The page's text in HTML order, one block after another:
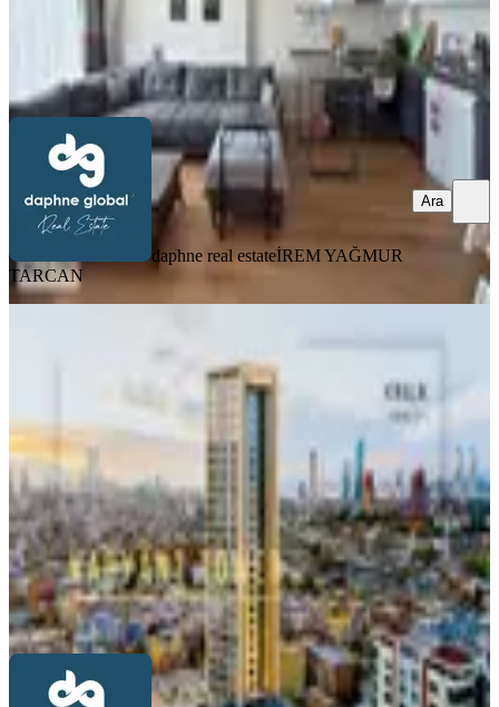
İREM YAĞMUR TARCAN
daphne real estateİREM YAĞMUR
TARCAN
Ara
Manzaralı 2+1 Eşyalı Satılık
Bornova, Rafet Paşa Mahallesi
2+1
·121 m²· 05.08.2026
10.500.000 ₺
daphne real estateİREM YAĞMUR TARCAN
Ara